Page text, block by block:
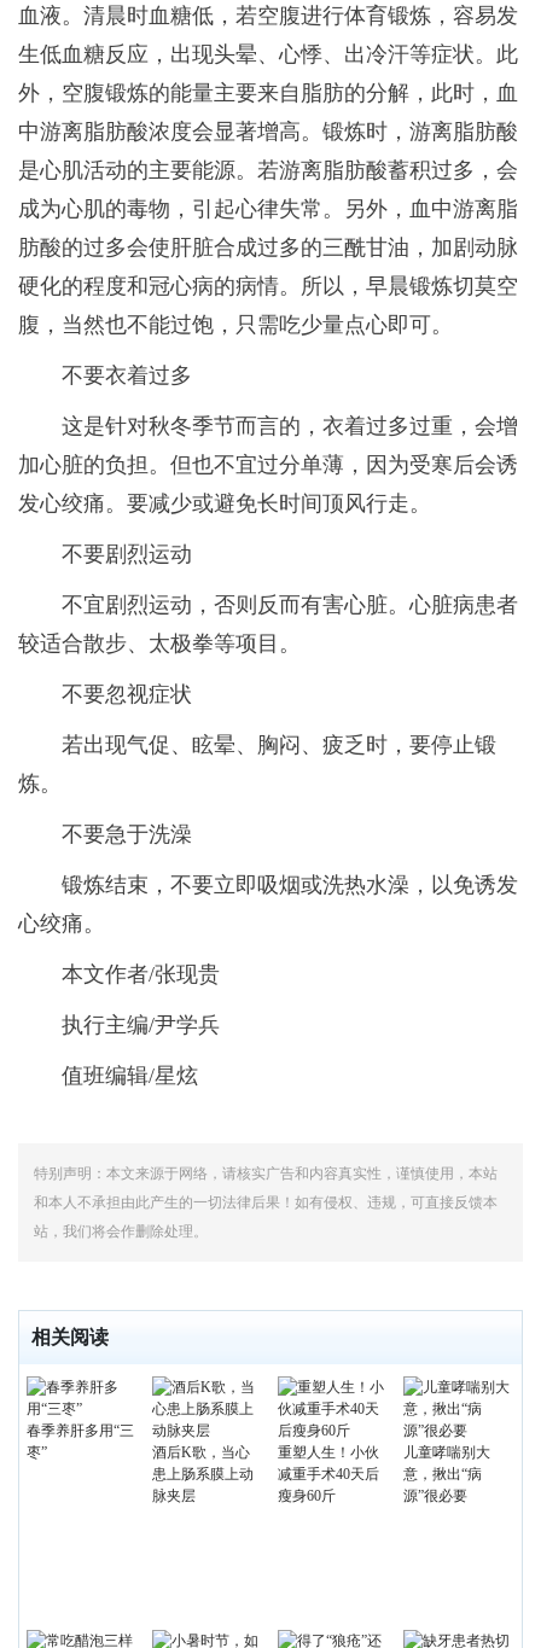
血液。清晨时血糖低，若空腹进行体育锻炼，容易发
生低血糖反应，出现头晕、心悸、出冷汗等症状。此
外，空腹锻炼的能量主要来自脂肪的分解，此时，血
中游离脂肪酸浓度会显著增高。锻炼时，游离脂肪酸
是心肌活动的主要能源。若游离脂肪酸蓄积过多，会
成为心肌的毒物，引起心律失常。另外，血中游离脂
肪酸的过多会使肝脏合成过多的三酰甘油，加剧动脉
硬化的程度和冠心病的病情。所以，早晨锻炼切莫空
腹，当然也不能过饱，只需吃少量点心即可。
不要衣着过多
这是针对秋冬季节而言的，衣着过多过重，会增
加心脏的负担。但也不宜过分单薄，因为受寒后会诱
发心绞痛。要减少或避免长时间顶风行走。
不要剧烈运动
不宜剧烈运动，否则反而有害心脏。心脏病患者
较适合散步、太极拳等项目。
不要忽视症状
若出现气促、眩晕、胸闷、疲乏时，要停止锻
炼。
不要急于洗澡
锻炼结束，不要立即吸烟或洗热水澡，以免诱发
心绞痛。
本文作者/张现贵
执行主编/尹学兵
值班编辑/星炫
特别声明：本文来源于网络，请核实广告和内容真实性，谨慎使用，本站
和本人不承担由此产生的一切法律后果！如有侵权、违规，可直接反馈本
站，我们将会作删除处理。
相关阅读
春季养肝多用“三
枣”
酒后K歌，当心
患上肠系膜上动
脉夹层
重塑人生！小伙
减重手术40天后
瘦身60斤
儿童哮喘别大
意，揪出“病
源”很必要